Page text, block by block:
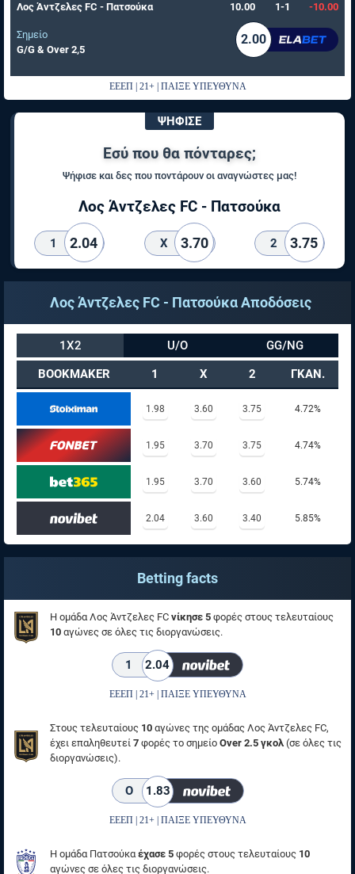
Λος Άντζελες FC - Πατσούκα
10.00
1-1
-10.00
Σημείο
G/G & Over 2,5
2.00
ΕΕΕΠ | 21+ | ΠΑΙΞΕ ΥΠΕΥΘΥΝΑ
ΨΗΦΙΣΕ
Εσύ που θα πόνταρες;
Ψήφισε και δες που ποντάρουν οι αναγνώστες μας!
Λος Άντζελες FC - Πατσούκα
1 2.04 X 3.70 2 3.75
Λος Άντζελες FC - Πατσούκα Αποδόσεις
1X2 U/O
GG/NG
BOOKMAKER
1 X 2 ΓΚΑΝ.
1.98 3.60 3.75 4.72%
1.95 3.70 3.75 4.74%
1.95 3.70 3.60 5.74%
2.04 3.60 3.40 5.85%
Betting facts
Η ομάδα Λος Άντζελες FC νίκησε 5 φορές στους τελευταίους
10 αγώνες σε όλες τις διοργανώσεις.
1 2.04
ΕΕΕΠ | 21+ | ΠΑΙΞΕ ΥΠΕΥΘΥΝΑ
Στους τελευταίους 10 αγώνες της ομάδας Λος Άντζελες FC,
έχει επαληθευτεί 7 φορές το σημείο Over 2.5 γκολ (σε όλες τις
διοργανώσεις).
O 1.83
ΕΕΕΠ | 21+ | ΠΑΙΞΕ ΥΠΕΥΘΥΝΑ
Η ομάδα Πατσούκαέχασε 5 φορές στους τελευταίους 10
αγώνες σε όλες τις διοργανώσεις.